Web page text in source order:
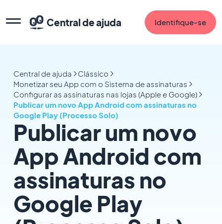
Central de ajuda Identifique-se
Central de ajuda
Clássico
Monetizar seu App com o Sistema de assinaturas
Configurar as assinaturas nas lojas (Apple e Google)
Publicar um novo App Android com assinaturas no
Google Play (Processo Solo)
Publicar um novo
App Android com
assinaturas no
Google Play